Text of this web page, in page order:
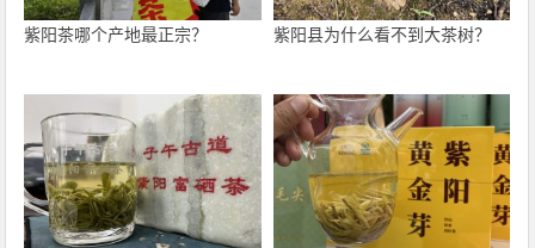
紫阳茶哪个产地最正宗？ 紫阳县为什么看不到大茶树？